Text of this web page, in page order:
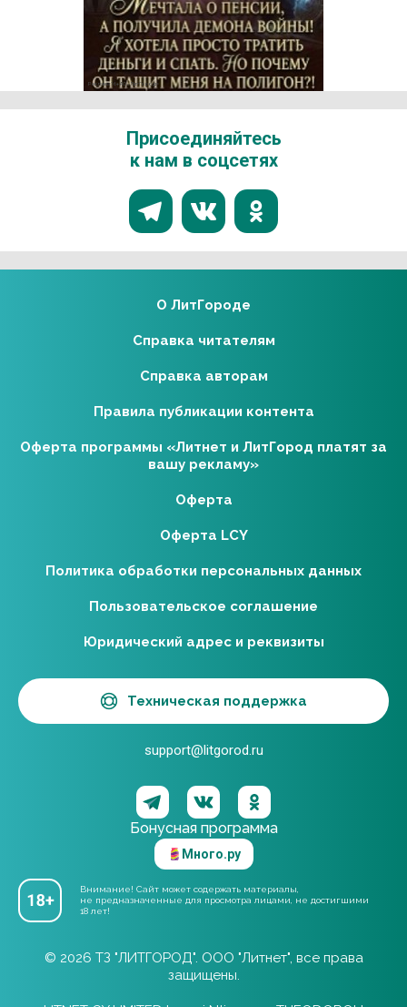
Присоединяйтесь
к нам в соцсетях
Реклама 16+ АО «ЛитГород»
Бонусная программа
Много.ру
Внимание! Сайт может содержать материалы,
не предназначенные для просмотра лицами, не достигшими
18 лет!
О ЛитГороде
Справка читателям
Справка авторам
Правила публикации контента
Оферта программы «Литнет и ЛитГород платят за
вашу рекламу»
Оферта
Оферта LCY
Политика обработки персональных данных
Пользовательское соглашение
Юридический адрес и реквизиты
Техническая поддержка
support@litgorod.ru
© 2026 ТЗ "ЛИТГОРОД". ООО "Литнет", все права
защищены.